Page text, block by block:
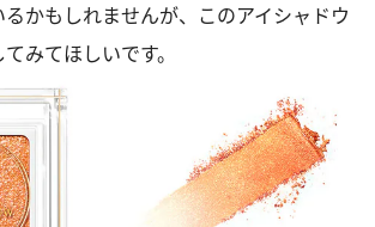
かもしれませんが、このアイシャドウ
みてほしいです。